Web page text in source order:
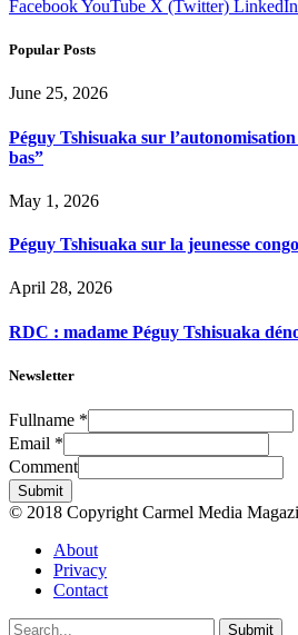
FacebookYouTube X (Twitter) LinkedIn
Popular Posts
June 25, 2026
Péguy Tshisuaka sur
bas”
May 1, 2026
Péguy Tshisuaka sur la jeunesse
April 28, 2026
RDC : madame Péguy Tshisuaka
Newsletter
Fullname *
Email *
Comment
Submit
© 2018 Copyright Carmel Media
About
Privacy
Contact
Submit